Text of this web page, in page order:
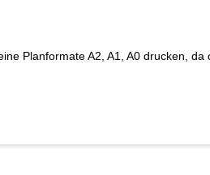
Planformate A2, A1, A0 drucken,